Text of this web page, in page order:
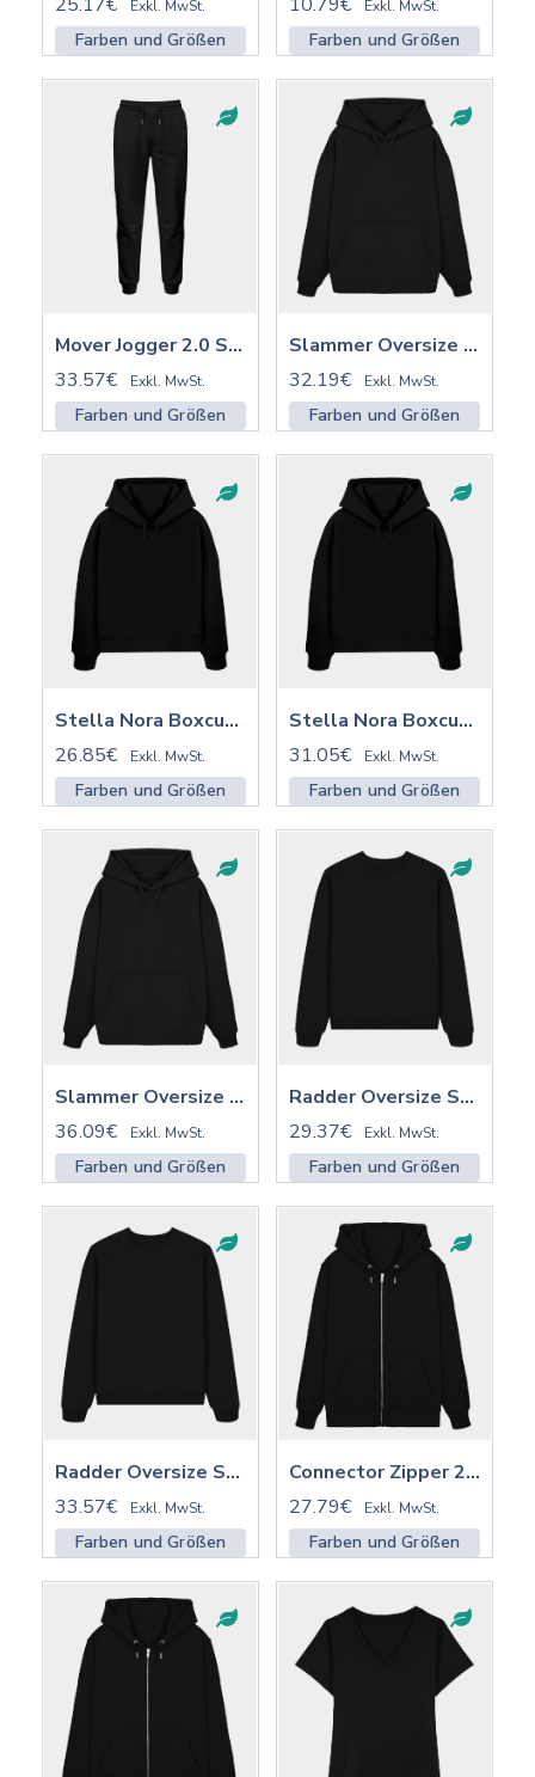
Exkl. MwSt.
Farben und Größen
Exkl. MwSt.
Farben und Größen
Mover Jogger 2.0 ST/ST mit Stick | STBU185
33.57€
Exkl. MwSt.
Farben und Größen
Slammer Oversize Hoodie 2.0 ST/ST | STSU209
32.19€
Exkl. MwSt.
Farben und Größen
Stella Nora Boxcut Hoodie ST/ST | STSW213
26.85€
Exkl. MwSt.
Farben und Größen
Stella Nora Boxcut Hoodie ST/ST mit Stick | STSW213
31.05€
Exkl. MwSt.
Farben und Größen
Slammer Oversize Hoodie 2.0 ST/ST mit Stick | STSU209
36.09€
Exkl. MwSt.
Farben und Größen
Radder Oversize Sweatshirt 2.0 ST/ST | STSU208
29.37€
Exkl. MwSt.
Farben und Größen
Radder Oversize Sweatshirt 2.0 ST/ST mit Stick | STSU208
33.57€
Exkl. MwSt.
Farben und Größen
Connector Zipper 2.0 ST/ST | STSU207
27.79€
Exkl. MwSt.
Farben und Größen